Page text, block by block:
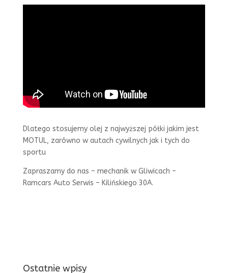
Dlatego stosujemy olej z najwyższej półki jakim jest
MOTUL, zarówno w autach cywilnych jak i tych do
sportu
Zapraszamy do nas – mechanik w Gliwicach –
Ramcars Auto Serwis – Kilińskiego 30A.
Ostatnie wpisy